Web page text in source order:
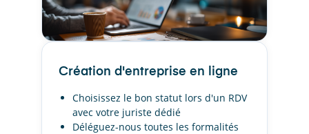
Création d'entreprise en ligne
Choisissez le bon statut lors d'un RDV
avec votre juriste dédié
Déléguez-nous toutes les formalités